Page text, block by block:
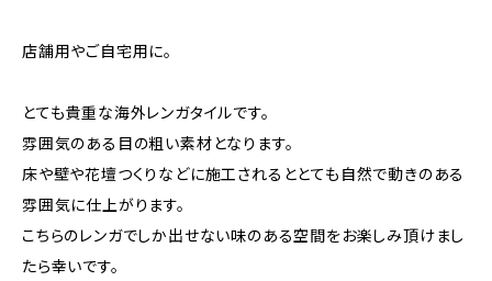
店舗用やご自宅用に。
とても貴重な海外レンガタイルです。
雰囲気のある目の粗い素材となります。
床や壁や花壇つくりなどに施工されるととても自然で動きのある
雰囲気に仕上がります。
こちらのレンガでしか出せない味のある空間をお楽しみ頂けまし
たら幸いです。